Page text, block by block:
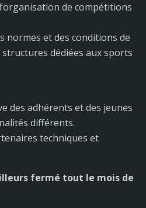
de compétitions
normes et des conditions de
dédiées aux sports
des adhérents et des jeunes
différents.
techniques et
fermé tout le mois de